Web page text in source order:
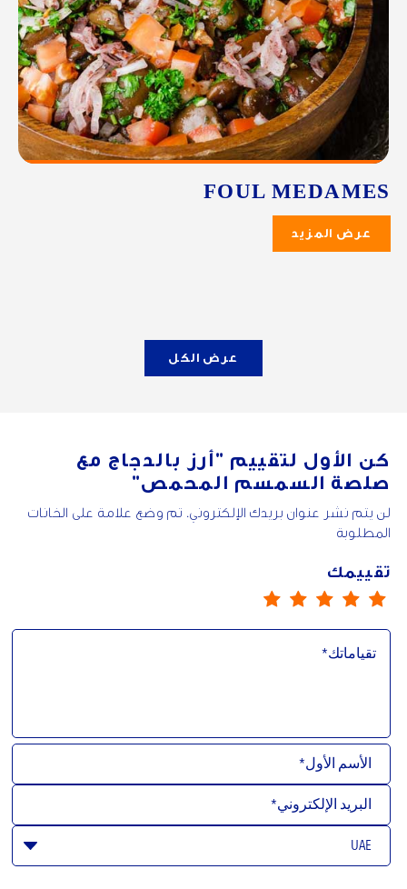
FOUL MEDAMES
عرض المزيد
عرض الكل
كن الأول لتقييم "أرز بالدجاج مع
صلصة السمسم المحمص"
لن يتم نشر عنوان بريدك الإلكتروني. تم وضع علامة على الخانات
المطلوبة
تقييمك